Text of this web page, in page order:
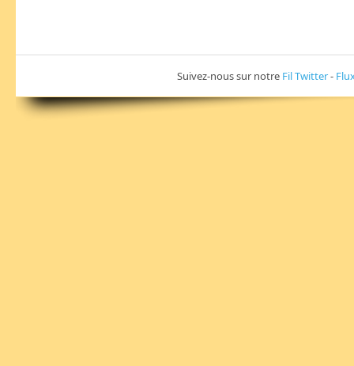
Suivez-nous sur notre Fil Twitter-